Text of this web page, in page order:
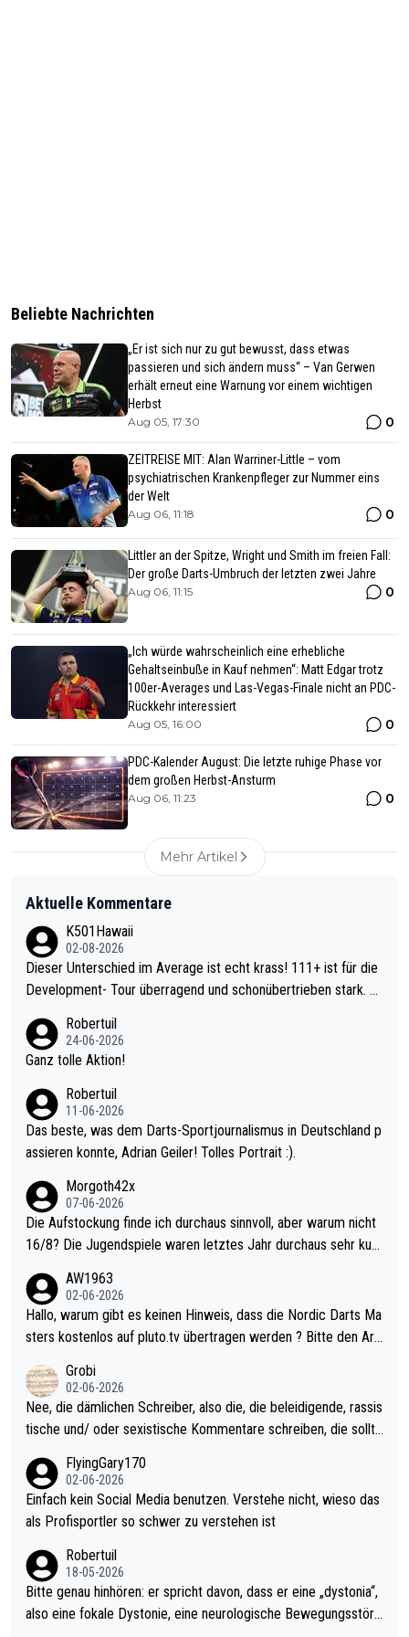
Beliebte Nachrichten
„Er ist sich nur zu gut bewusst, dass etwas
passieren und sich ändern muss“ – Van Gerwen
erhält erneut eine Warnung vor einem wichtigen
Herbst
Aug 05, 17:30 0
ZEITREISE MIT: Alan Warriner-Little – vom
psychiatrischen Krankenpfleger zur Nummer eins
der Welt
Aug 06, 11:18 0
Littler an der Spitze, Wright und Smith im freien Fall:
Der große Darts-Umbruch der letzten zwei Jahre
Aug 06, 11:15 0
„Ich würde wahrscheinlich eine erhebliche
Gehaltseinbuße in Kauf nehmen“: Matt Edgar trotz
100er-Averages und Las-Vegas-Finale nicht an PDC-
Rückkehr interessiert
Aug 05, 16:00 0
PDC-Kalender August: Die letzte ruhige Phase vor
dem großen Herbst-Ansturm
Aug 06, 11:23 0
Mehr Artikel
Aktuelle Kommentare
K501Hawaii
02-08-2026
Dieser Unterschied im Average ist echt krass! 111+ ist für die
Development- Tour überragend und schonübertrieben stark. U
mal 40+ erst recht. Da gewinnst keinen Blumentopf - ist ja noc
h krasser wie ein Pokalspiel eines Kreisligisten vs einem Bund
Robertuil
24-06-2026
Ganz tolle Aktion!
Robertuil
11-06-2026
Das beste, was dem Darts-Sportjournalismus in Deutschland p
assieren konnte, Adrian Geiler! Tolles Portrait :).
Morgoth42x
07-06-2026
Die Aufstockung finde ich durchaus sinnvoll, aber warum nicht
16/8? Die Jugendspiele waren letztes Jahr durchaus sehr kurz
Allerdings ist Mitchell Lawrie als Nummer 1 der Welt eh qualifi
ziert. Somit ändert die automatische Qualifikation des Weltmei
sters erstmal nichts. Ich denke sie wollen damit für nächstes J
ohl wenig WDF Turniere spielen. Dies war bei Archie Self letzt
es Jahr der Fall. Er musste als amtierender Weltmeister durch
den Qualifier und ich glaube kaum, dass Mitchel sich das (in Ve
gas) antun würde, wenn er doch eigentlich die PDC-WM als Zi
el hat.
AW1963
02-06-2026
Hallo, warum gibt es keinen Hinweis, dass die Nordic Darts Ma
sters kostenlos auf pluto.tv übertragen werden ? Bitte den Arti
Grobi
02-06-2026
Nee, die dämlichen Schreiber, also die, die beleidigende, rassis
tische und/ oder sexistische Kommentare schreiben, die sollte
s Leben in den Griff kriegen. Nur eins wundert mich: Luke Little
r war doch neulich erst derjenige, der über Social Media GvV p
rovoziert hat. Und Littlers Mutter schießt öfters mal gegen Ric
FlyingGary170
02-06-2026
Einfach kein Social Media benutzen. Verstehe nicht, wieso das
als Profisportler so schwer zu verstehen ist
Robertuil
18-05-2026
Bitte genau hinhören: er spricht davon, dass er eine „dystonia“,
also eine fokale Dystonie, eine neurologische Bewegungsstöru